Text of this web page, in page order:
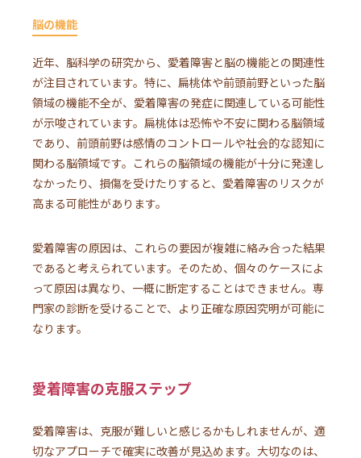
脳の機能
近年、脳科学の研究から、愛着障害と脳の機能との関連性
が注目されています。特に、扁桃体や前頭前野といった脳
領域の機能不全が、愛着障害の発症に関連している可能性
が示唆されています。扁桃体は恐怖や不安に関わる脳領域
であり、前頭前野は感情のコントロールや社会的な認知に
関わる脳領域です。これらの脳領域の機能が十分に発達し
なかったり、損傷を受けたりすると、愛着障害のリスクが
高まる可能性があります。
愛着障害の原因は、これらの要因が複雑に絡み合った結果
であると考えられています。そのため、個々のケースによ
って原因は異なり、一概に断定することはできません。専
門家の診断を受けることで、より正確な原因究明が可能に
なります。
愛着障害の克服ステップ
愛着障害は、克服が難しいと感じるかもしれませんが、適
切なアプローチで確実に改善が見込めます。大切なのは、